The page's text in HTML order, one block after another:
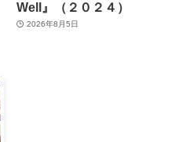
Well』（２０２４）
2026年8月5日